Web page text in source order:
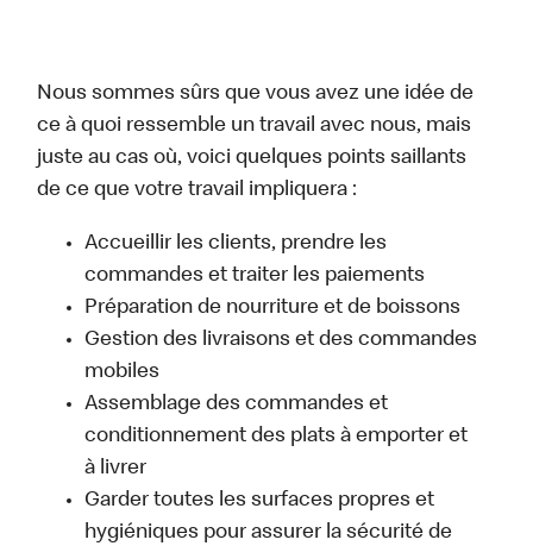
Nous sommes sûrs que vous avez une idée de
ce à quoi ressemble un travail avec nous, mais
juste au cas où, voici quelques points saillants
de ce que votre travail impliquera :
Accueillir les clients, prendre les
commandes et traiter les paiements
Préparation de nourriture et de boissons
Gestion des livraisons et des commandes
mobiles
Assemblage des commandes et
conditionnement des plats à emporter et
à livrer
Garder toutes les surfaces propres et
hygiéniques pour assurer la sécurité de